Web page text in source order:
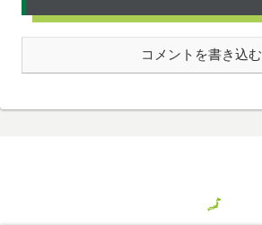
コメントを書き込む